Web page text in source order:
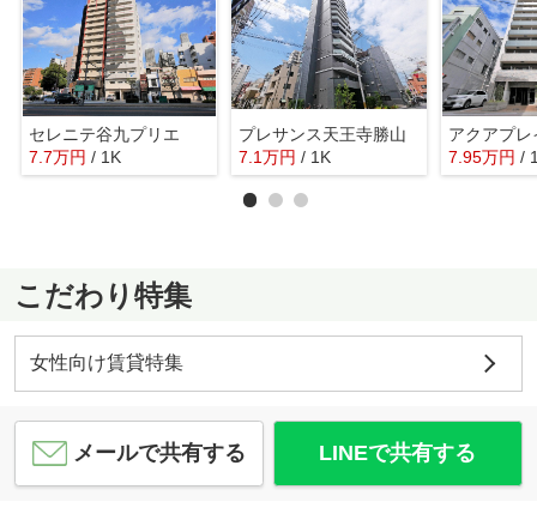
セレニテ谷九プリエ
7.7万円 / 1K
プレサンス天王寺勝山
7.1万円 / 1K 7.95万円 /
こだわり特集
女性向け賃貸特集
メールで共有する LINEで共有する